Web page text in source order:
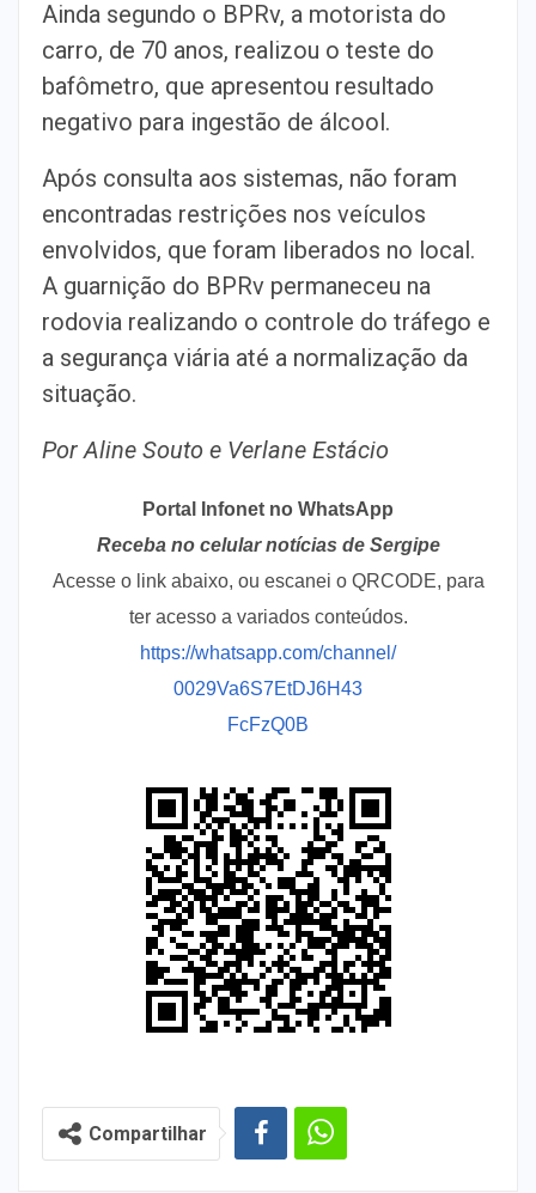
Ainda segundo o BPRv, a motorista do
carro, de 70 anos, realizou o teste do
bafômetro, que apresentou resultado
negativo para ingestão de álcool.
Após consulta aos sistemas, não foram
encontradas restrições nos veículos
envolvidos, que foram liberados no local.
A guarnição do BPRv permaneceu na
rodovia realizando o controle do tráfego e
a segurança viária até a normalização da
situação.
Por Aline Souto e Verlane Estácio
Portal Infonet no WhatsApp
Receba no celular notícias de Sergipe
Acesse o link abaixo, ou escanei o QRCODE, para
ter acesso a variados conteúdos.
https://whatsapp.com/channel/
0029Va6S7EtDJ6H43
FcFzQ0B
Compartilhar